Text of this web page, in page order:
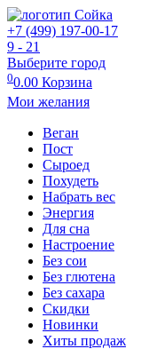
+7 (499) 197-00-17
9 - 21
Выберите город
00.00 Корзина
Мои желания
Веган
Пост
Сыроед
Похудеть
Набрать вес
Энергия
Для сна
Настроение
Без сои
Без глютена
Без сахара
Скидки
Новинки
Хиты продаж